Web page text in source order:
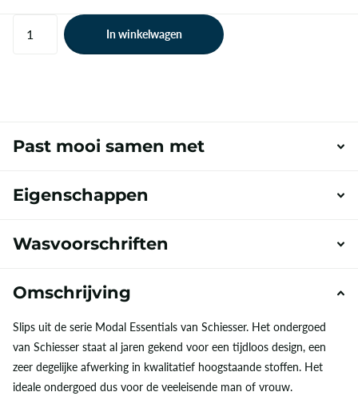
In winkelwagen
Past mooi samen met
Eigenschappen
Wasvoorschriften
Omschrijving
Slips uit de serie Modal Essentials van Schiesser. Het ondergoed
van Schiesser staat al jaren gekend voor een tijdloos design, een
zeer degelijke afwerking in kwalitatief hoogstaande stoffen. Het
ideale ondergoed dus voor de veeleisende man of vrouw.